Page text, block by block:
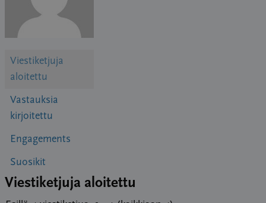
Viestiketjuja
aloitettu
Vastauksia
kirjoitettu
Engagements
Suosikit
Viestiketjuja aloitettu